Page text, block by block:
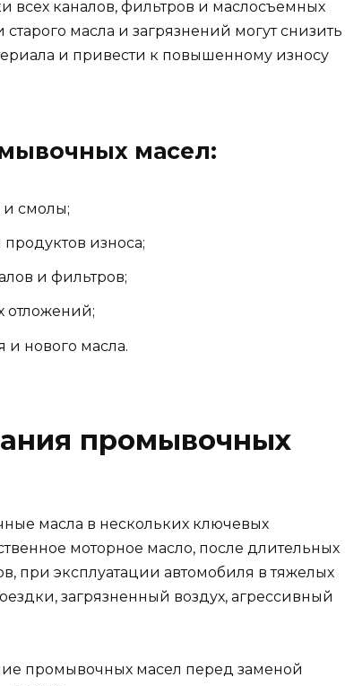
всех каналов, фильтров и маслосъемных
масла и загрязнений могут снизить
и привести к повышенному износу
масел:
и смолы;
износа;
и фильтров;
отложений;
нового масла.
промывочных
масла в нескольких ключевых
моторное масло, после длительных
при эксплуатации автомобиля в тяжелых
загрязненный воздух, агрессивный
промывочных масел перед заменой